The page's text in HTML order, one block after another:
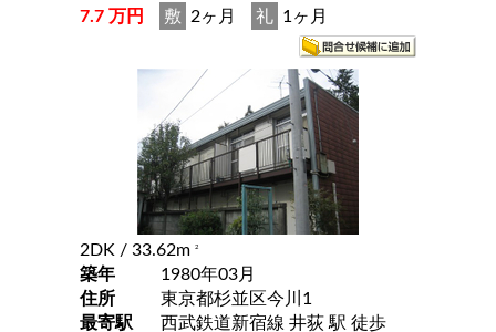
7.7 万円 敷 2ヶ月 礼 1ヶ月
2DK / 33.62m 2
築年
1980年03月
住所
東京都杉並区今川1
最寄駅
西武鉄道新宿線 井荻 駅 徒歩